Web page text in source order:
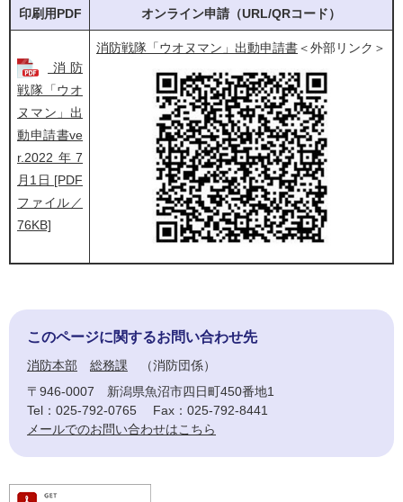
印刷用PDF オンライン申請（URL/QRコード）
消防
戦隊「ウオ
ヌマン」出
動申請書ve
r.2022年7
月1日 [PDF
ファイル／
76KB]
消防戦隊「ウオヌマン」出動申請書＜外部リンク＞
このページに関するお問い合わせ先
消防本部 総務課
消防団係
〒946-0007
新潟県魚沼市四日町450番地1
Tel：025-792-0765
Fax：025-792-8441
メールでのお問い合わせはこちら